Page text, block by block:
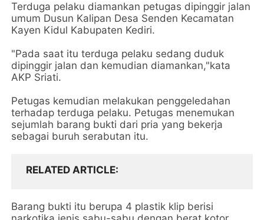
Terduga pelaku diamankan petugas dipinggir jalan
umum Dusun Kalipan Desa Senden Kecamatan
Kayen Kidul Kabupaten Kediri.
"Pada saat itu terduga pelaku sedang duduk
dipinggir jalan dan kemudian diamankan,"kata
AKP Sriati.
Petugas kemudian melakukan penggeledahan
terhadap terduga pelaku. Petugas menemukan
sejumlah barang bukti dari pria yang bekerja
sebagai buruh serabutan itu.
RELATED ARTICLE
Barang bukti itu berupa 4 plastik klip berisi